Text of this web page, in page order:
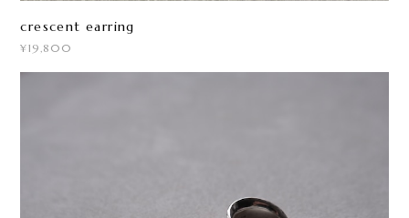
crescent earring
¥19,800